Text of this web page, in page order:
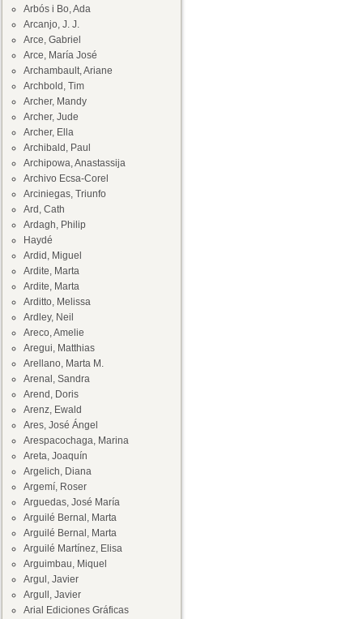
Arbós i Bo, Ada
Arcanjo, J. J.
Arce, Gabriel
Arce, María José
Archambault, Ariane
Archbold, Tim
Archer, Mandy
Archer, Jude
Archer, Ella
Archibald, Paul
Archipowa, Anastassija
Archivo Ecsa-Corel
Arciniegas, Triunfo
Ard, Cath
Ardagh, Philip
Haydé
Ardid, Miguel
Ardite, Marta
Ardite, Marta
Arditto, Melissa
Ardley, Neil
Areco, Amelie
Aregui, Matthias
Arellano, Marta M.
Arenal, Sandra
Arend, Doris
Arenz, Ewald
Ares, José Ángel
Arespacochaga, Marina
Areta, Joaquín
Argelich, Diana
Argemí, Roser
Arguedas, José María
Arguilé Bernal, Marta
Arguilé Bernal, Marta
Arguilé Martínez, Elisa
Arguimbau, Miquel
Argul, Javier
Argull, Javier
Arial Ediciones Gráficas